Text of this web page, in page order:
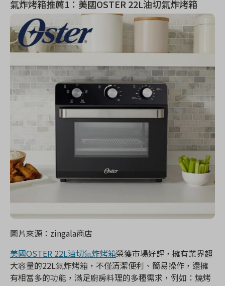
氣炸烤箱推薦1：美國OSTER 22L油切氣炸烤箱
圖片來源：zingala商店
美國OSTER 22L油切氣炸烤箱榮獲市場好評，擁有業界超
大容量的22L氣炸烤箱，不僅清潔便利、簡易操作，還擁
有相當多的功能，滿足廚房料理的多種需求，例如：燒烤